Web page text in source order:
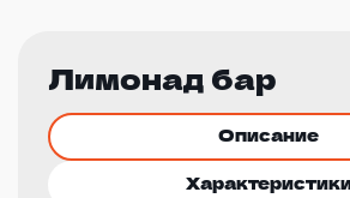
Лимонад бар
Описание